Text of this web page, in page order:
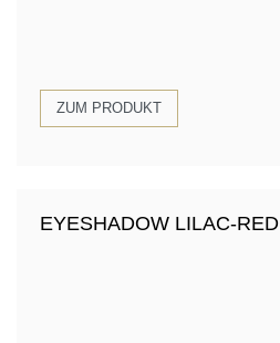
ZUM PRODUKT
EYESHADOW LILAC-RED